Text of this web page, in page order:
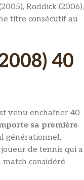
Roddick (2006),
titre consécutif au
40
venu enchaîner 40
sa première
générationnel,
de tennis qui a
considéré